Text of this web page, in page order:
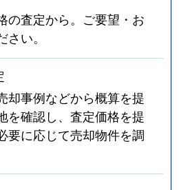
の査定から。ご要望・お
い。
却事例などから概算を提
を確認し、査定価格を提
要に応じて売却物件を調